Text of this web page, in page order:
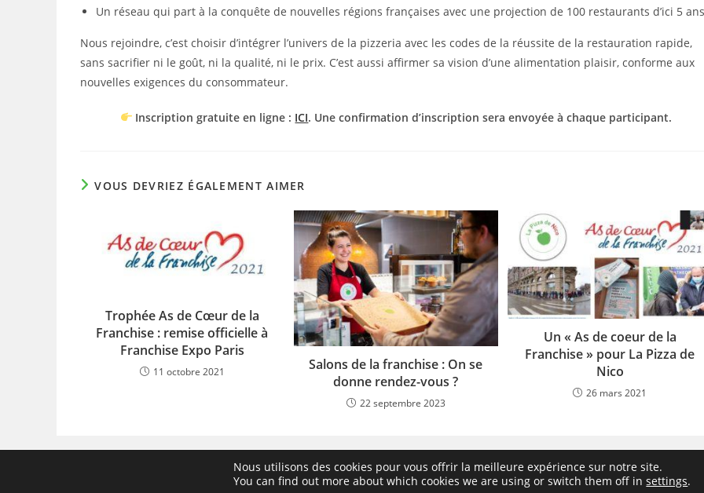
Un réseau qui part à la conquête de nouvelles régions françaises avec une projection de 100 restaurants d’ici 5 ans
Nous rejoindre, c’est choisir d’intégrer l’univers de la pizzeria avec les codes de la réussite de la restauration rapide,
sans sacrifier ni le goût, ni la qualité, ni le prix. C’est aussi affirmer sa vision d’une alimentation plaisir, conforme aux
nouvelles exigences du consommateur.
Inscription gratuite en ligne : ICI. Une confirmation d’inscription sera envoyée à chaque participant.
VOUS DEVRIEZ ÉGALEMENT AIMER
Trophée As de Cœur de la
Franchise : remise officielle à
Franchise Expo Paris
11 octobre 2021
Salons de la franchise : On se
donne rendez-vous ?
22 septembre 2023
Un « As de coeur de la
Franchise » pour La Pizza de
Nico
26 mars 2021
Nous utilisons des cookies pour vous offrir la meilleure expérience sur notre site.
You can find out more about which cookies we are using or switch them off insettings.